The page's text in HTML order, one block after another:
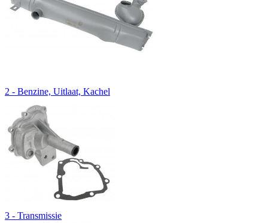
2 - Benzine, Uitlaat, Kachel
3 - Transmissie